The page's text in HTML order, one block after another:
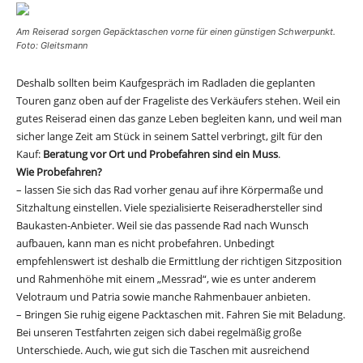
Am Reiserad sorgen Gepäcktaschen vorne für einen günstigen Schwerpunkt.
Foto: Gleitsmann
Deshalb sollten beim Kaufgespräch im Radladen die geplanten
Touren ganz oben auf der Frageliste des Verkäufers stehen. Weil ein
gutes Reiserad einen das ganze Leben begleiten kann, und weil man
sicher lange Zeit am Stück in seinem Sattel verbringt, gilt für den
Kauf: Beratung vor Ort und Probefahren sind ein Muss.
Wie Probefahren?
– lassen Sie sich das Rad vorher genau auf ihre Körpermaße und
Sitzhaltung einstellen. Viele spezialisierte Reiseradhersteller sind
Baukasten-Anbieter. Weil sie das passende Rad nach Wunsch
aufbauen, kann man es nicht probefahren. Unbedingt
empfehlenswert ist deshalb die Ermittlung der richtigen Sitzposition
und Rahmenhöhe mit einem „Messrad“, wie es unter anderem
Velotraum und Patria sowie manche Rahmenbauer anbieten.
– Bringen Sie ruhig eigene Packtaschen mit. Fahren Sie mit Beladung.
Bei unseren Testfahrten zeigen sich dabei regelmäßig große
Unterschiede. Auch, wie gut sich die Taschen mit ausreichend